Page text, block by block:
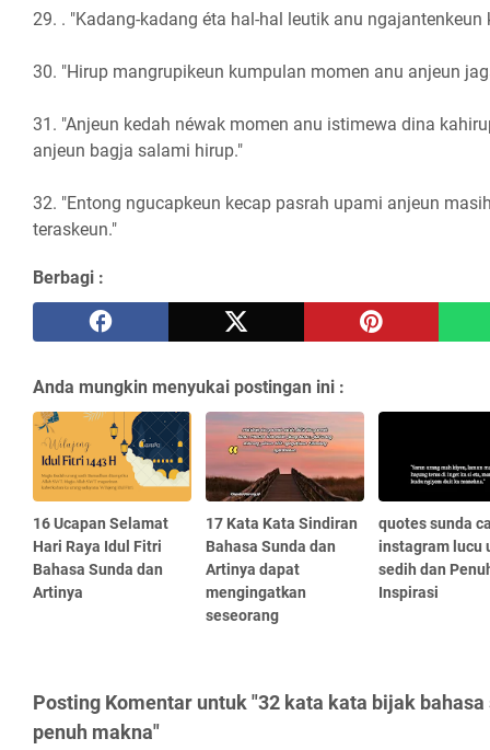
29. . "Kadang-kadang éta hal-hal leutik anu ngajantenkeun
30. "Hirup mangrupikeun kumpulan momen anu anjeun
31. "Anjeun kedah néwak momen anu istimewa dina
anjeun bagja salami hirup."
32. "Entong ngucapkeun kecap pasrah upami anjeun
teraskeun."
Berbagi :
Anda mungkin menyukai postingan ini :
16 Ucapan Selamat
Hari Raya Idul Fitri
Bahasa Sunda dan
Artinya
17 Kata Kata Sindiran
Bahasa Sunda dan
Artinya dapat
mengingatkan
seseorang
quotes sunda
instagram lucu
sedih dan
Inspirasi
Posting Komentar untuk "32 kata kata bijak
penuh makna"